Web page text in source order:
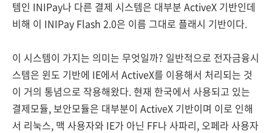
템인 INIPay나 다른 결제 시스템은 대부분 ActiveX 기반인데
비해 이 INIPay Flash 2.0은 이름 그대로 플래시 기반이다.
이 시스템이 가지는 의미는 무엇일까? 일반적으로 전자금융시
스템은 윈도 기반에 IE에서 ActiveX를 이용해서 처리되는 것
이 거의 통념으로 작용해왔다. 현재 한국에서 사용되고 있는
결제모듈, 보안모듈은 대부분이 ActiveX 기반이며 이로 인해
서 리눅스, 맥 사용자와 IE가 아닌 FF나 사파리, 오페라 사용자